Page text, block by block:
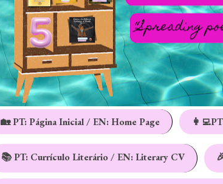
🏡 PT: Página Inicial / EN: Home Page
📚 PT: Currículo Literário / EN: Literary CV